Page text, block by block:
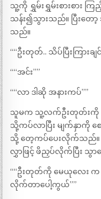
သူ့ကို ရွှမ်းရွှမ်းစားစား က
သန်း၍သွားသည်။ ပြီးတေ
သည်။
““ဦးတုတ်.. သိပ်ပြီးကြားချင်
““အင်း””
““လာ ဒါဆို အနားကပ်””
သူမက သူ့လက်ဦးတုတ်းကို ဆွဲ
သို့ကပ်လာပြီး မျက်နှာကို စ
သို့ တေ့ကပ်ပေးလိုက်သည်။
လွှာဖြင့် ဖိညှပ်လိုက်ပြီး သွ
““ဦးတုတ်ကို မေယုလေး
လိုက်တာပေါ့ကွယ်””